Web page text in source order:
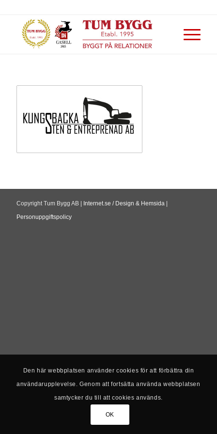
Copyright Tum Bygg AB | Internet.se / Design & Hemsida|
Personuppgiftspolicy
Den här webbplatsen använder cookies för att förbättra din
användarupplevelse. Genom att fortsätta använda webbplatsen
samtycker du till att cookies används.
OK